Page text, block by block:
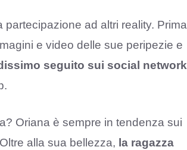
ad altri reality. Prima
e video delle sue peripezie e
seguito sui social network
Oriana è sempre in tendenza sui
alla sua bellezza, la ragazza